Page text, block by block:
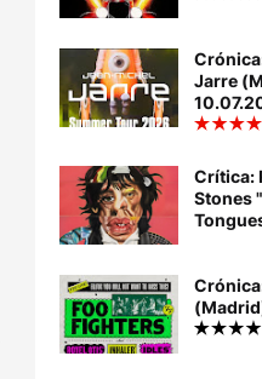
Jarre
Crítica:
Stones